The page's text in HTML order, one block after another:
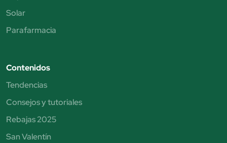
Solar
Parafarmacia
Contenidos
Tendencias
Consejos y tutoriales
Rebajas 2025
San Valentín